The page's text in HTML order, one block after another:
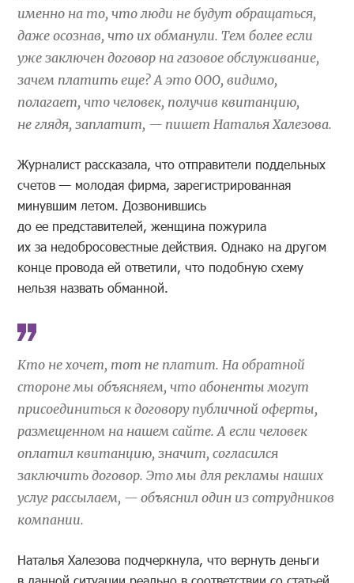
именно на то, что люди не будут обращаться,
даже осознав, что их обманули. Тем более если
уже заключен договор на газовое обслуживание,
зачем платить еще? А это ООО, видимо,
полагает, что человек, получив квитанцию,
не глядя, заплатит, — пишет Наталья Халезова.
Журналист рассказала, что отправители поддельных
счетов — молодая фирма, зарегистрированная
минувшим летом. Дозвонившись
до ее представителей, женщина пожурила
их за недобросовестные действия. Однако на другом
конце провода ей ответили, что подобную схему
нельзя назвать обманной.
Кто не хочет, тот не платит. На обратной
стороне мы объясняем, что абоненты могут
присоединиться к договору публичной оферты,
размещенном на нашем сайте. А если человек
оплатил квитанцию, значит, согласился
заключить договор. Это мы для рекламы наших
услуг рассылаем, — объяснил один из сотрудников
компании.
Наталья Халезова подчеркнула, что вернуть деньги